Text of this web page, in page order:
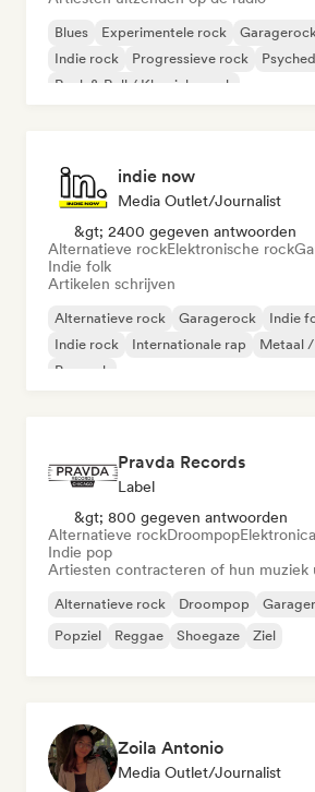
Blues Experimentele rock
Indie rock
Progressieve rock
Rock & Roll / Klassieke rock
indie now
Media Outlet/Journalist
&gt; 2400 gegeven antwoorden
Alternatieve rockElektronische rock
Indie folk
Artikelen schrijven
Alternatieve rock Garagerock Indie
Indie rock
Internationale rap
Metaal
Poprock
Pravda Records
Label
&gt; 800 gegeven antwoorden
Alternatieve rockDroompopElektronica
Indie pop
Artiesten contracteren of hun muziek
Alternatieve rock Droompop
Popziel
Reggae Shoegaze Ziel
Zoila Antonio
Media Outlet/Journalist